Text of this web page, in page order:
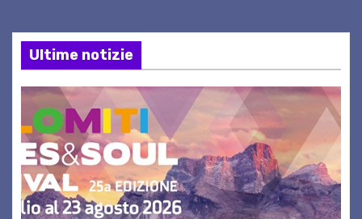
Ultime notizie